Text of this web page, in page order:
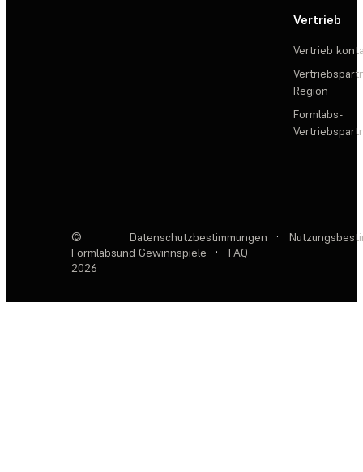
Vertrieb
Vertrieb
Region
Formlabs-
©
Formlabs
2026
Datenschutzbestimmungen ·
und Gewinnspiele
· FAQ